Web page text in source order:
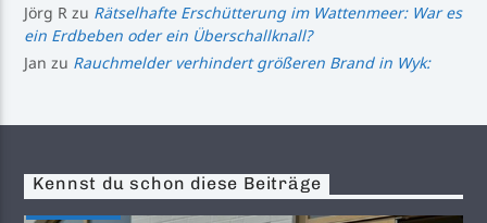
Jörg R zu Rätselhafte Erschütterung im Wattenmeer: War es
ein Erdbeben oder ein Überschallknall?
Jan zu Rauchmelder verhindert größeren Brand in Wyk:
Kennst du schon diese Beiträge